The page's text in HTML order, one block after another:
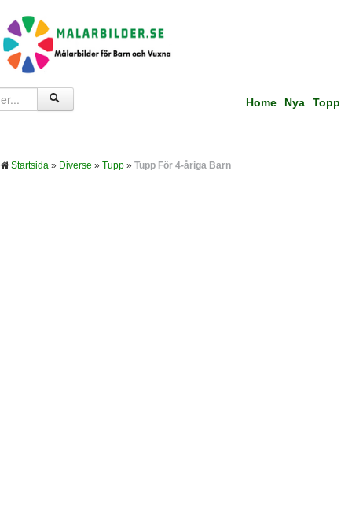
Home Nya Topp
Startsida » Diverse » Tupp » Tupp För 4-åriga Barn